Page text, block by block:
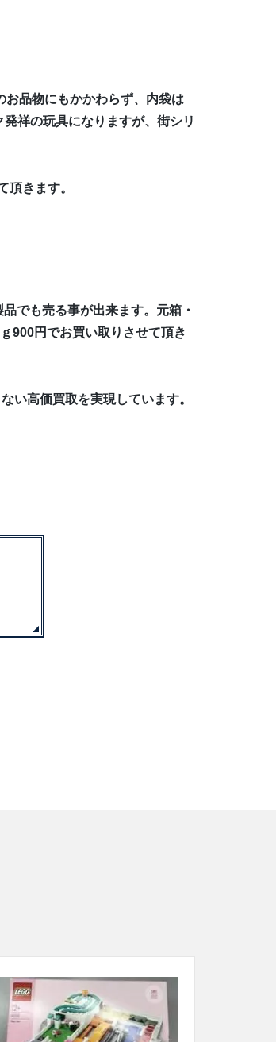
品物にもかかわらず、内袋は
祥の玩具になりますが、街シリ
きます。
でも売る事が出来ます。元箱・
900円でお買い取りさせて頂き
い高価買取を実現しています。